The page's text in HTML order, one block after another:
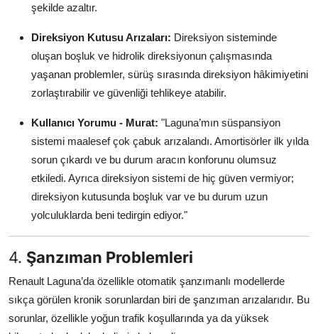
şekilde azaltır.
Direksiyon Kutusu Arızaları: Direksiyon sisteminde
oluşan boşluk ve hidrolik direksiyonun çalışmasında
yaşanan problemler, sürüş sırasında direksiyon hâkimiyetini
zorlaştırabilir ve güvenliği tehlikeye atabilir.
Kullanıcı Yorumu - Murat: "Laguna’mın süspansiyon
sistemi maalesef çok çabuk arızalandı. Amortisörler ilk yılda
sorun çıkardı ve bu durum aracın konforunu olumsuz
etkiledi. Ayrıca direksiyon sistemi de hiç güven vermiyor;
direksiyon kutusunda boşluk var ve bu durum uzun
yolculuklarda beni tedirgin ediyor."
4. Şanzıman Problemleri
Renault Laguna’da özellikle otomatik şanzımanlı modellerde
sıkça görülen kronik sorunlardan biri de şanzıman arızalarıdır. Bu
sorunlar, özellikle yoğun trafik koşullarında ya da yüksek